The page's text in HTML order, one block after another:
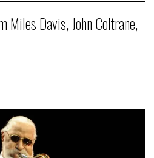
Miles Davis, John Coltrane,